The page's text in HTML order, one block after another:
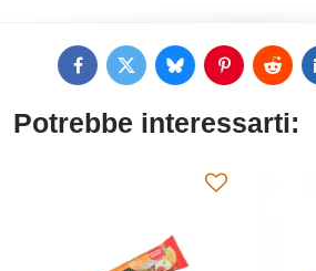
FacebookTwitterBlueskyPinterestReddit
Potrebbe interessarti: